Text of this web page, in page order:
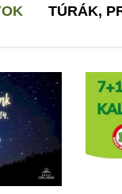
TÚRÁK,